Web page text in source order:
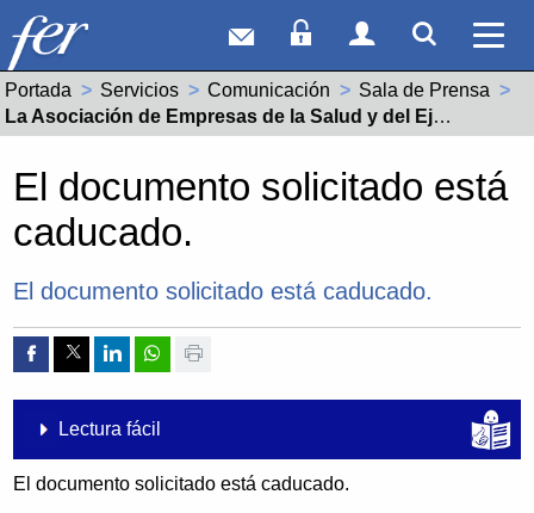
Correo webAcceso Socios
Acceso
Ver
Portada Servicios Comunicación
Sala de Prensa
Actual:
La Asociación de Empresas de la Salud y del Ejercicio Físico colaboran con Logroño Deporte
El documento solicitado está
caducado.
El documento solicitado está caducado.
Compartir por Facebook
Compartir por Twitter
Compartir por Linkedin
Compartir por whatsapp
Imprimir
Lectura fácil
El documento solicitado está caducado.